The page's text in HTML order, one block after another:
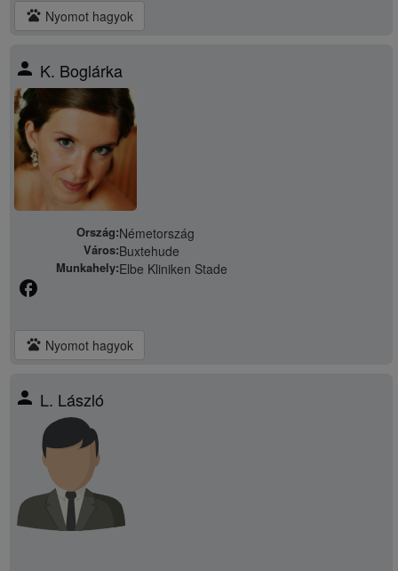
pets Nyomot hagyok
person K. Boglárka
Ország:Németország
Város:Buxtehude
Munkahely:Elbe Kliniken Stade
facebook
pets Nyomot hagyok
person L. László